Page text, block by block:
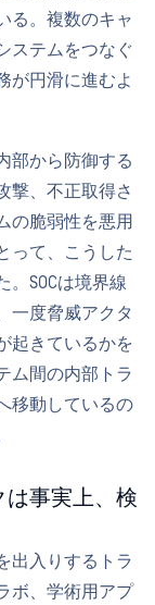
る。複数のキャ
ステムをつなぐ
が円滑に進むよ
部から防御する
撃、不正取得さ
の脆弱性を悪用
って、こうした
SOCは境界線
一度脅威アクタ
起きているかを
ム間の内部トラ
移動しているの
は事実上、検
出入りするトラ
ボ、学術用アプ